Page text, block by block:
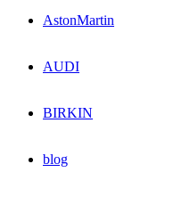
AstonMartin
AUDI
BIRKIN
blog